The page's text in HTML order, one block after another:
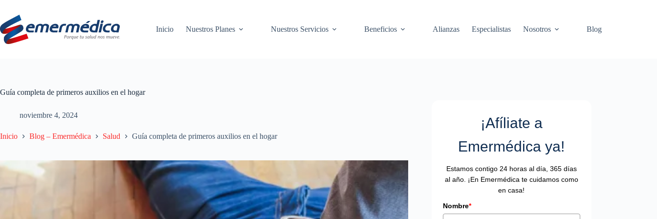
contenido
Inicio
Nuestros Planes Nuestros Servicios Beneficios Alianzas Especialistas Nosotros Blog
Guía completa de primeros auxilios en el hogar
noviembre 4, 2024
Inicio Blog – Emermédica Salud Guía completa de primeros auxilios en el hogar
¡Afíliate a
Emermédica ya!
Estamos contigo 24 horas al día, 365 días
al año. ¡En Emermédica te cuidamos como
en casa!
Nombre*